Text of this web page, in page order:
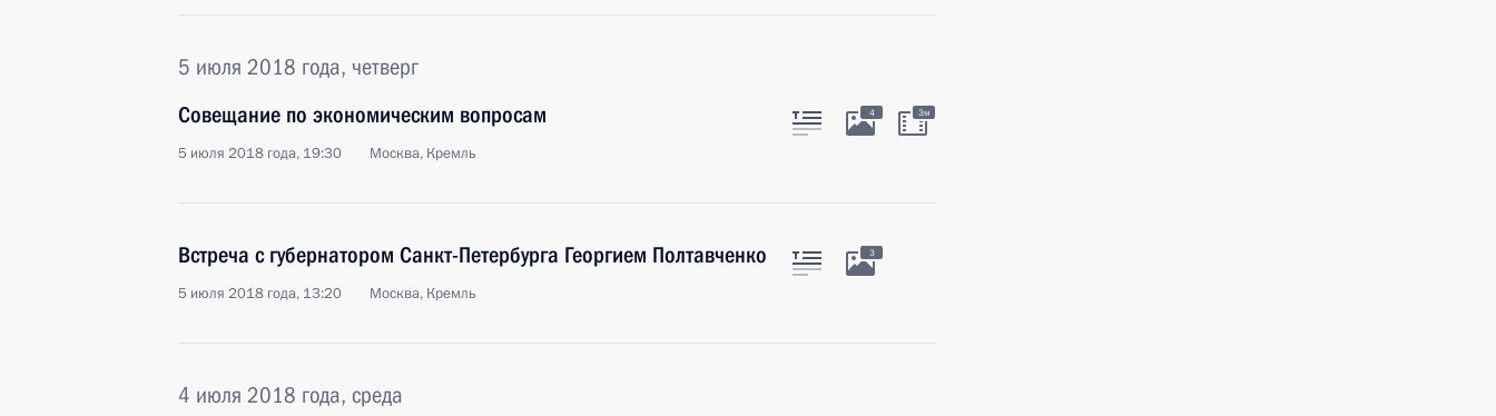
5 июля 2018 года, четверг
Совещание по экономическим вопросам
5 июля 2018 года, 19:30 Москва, Кремль
4 3м
Встреча с губернатором Санкт-Петербурга Георгием Полтавченко
5 июля 2018 года, 13:20 Москва, Кремль
3
4 июля 2018 года, среда